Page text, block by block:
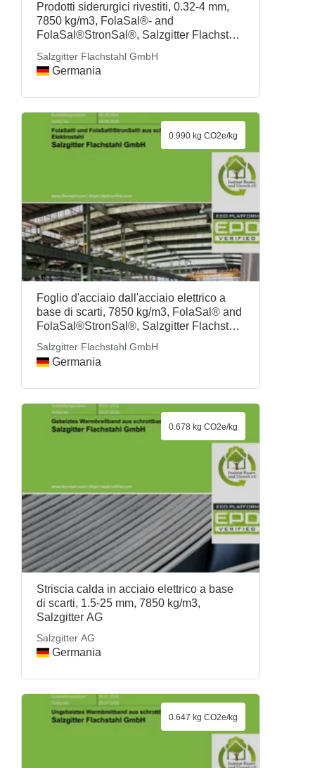
Prodotti siderurgici rivestiti, 0.32-4 mm,
7850 kg/m3, FolaSal®- and
FolaSal®StronSal®, Salzgitter Flachstahl
Salzgitter Flachstahl GmbH
Germania
Foglio d'acciaio dall'acciaio elettrico a
base di scarti, 7850 kg/m3, FolaSal® and
FolaSal®StronSal®, Salzgitter Flachstahl
Salzgitter Flachstahl GmbH
Germania
0.990 kg CO2e/kg
Striscia calda in acciaio elettrico a base
di scarti, 1.5-25 mm, 7850 kg/m3,
Salzgitter AG
Salzgitter AG
Germania
0.678 kg CO2e/kg
0.647 kg CO2e/kg